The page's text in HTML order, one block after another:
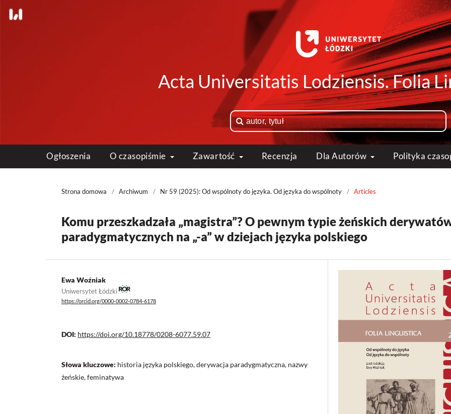
Acta Universitatis Lodziensis. Folia
Ogłoszenia O czasopiśmie Zawartość Recenzja Dla Autorów Polityka
Strona domowa / Archiwum / Nr 59 (2025): Od wspólnoty do języka. Od języka do wspólnoty / Articles
Komu przeszkadzała „magistra”? O pewnym typie żeńskich
paradygmatycznych na „-a” w dziejach języka polskiego
Ewa Woźniak
Uniwersytet Łódzki
https://orcid.org/0000-0002-0784-6178
DOI: https://doi.org/10.18778/0208-6077.59.07
Słowa kluczowe: historia języka polskiego, derywacja paradygmatyczna, nazwy
żeńskie, feminatywa